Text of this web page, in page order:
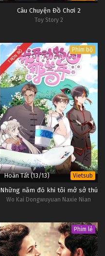
Câu Chuyện Đồ Chơi 2
Toy Story 2
TRỌN BỘ Phim bộ
Hoàn Tất (13/13) Vietsub
Những năm đó khi tôi mở sở thú
Wo Kai Dongwuyuan Naxie Nian
Phim lẻ